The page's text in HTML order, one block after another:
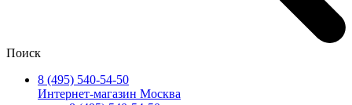
Поиск
8 (495) 540-54-50
Интернет-магазин Москва